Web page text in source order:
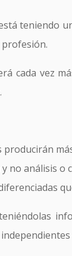
teniendo
profesión.
cada vez
análisis o